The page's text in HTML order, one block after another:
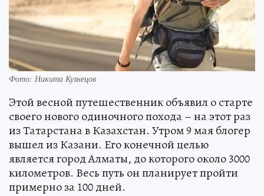
Фото: Никита Кузнецов
Этой весной путешественник объявил о старте
своего нового одиночного похода – на этот раз
из Татарстана в Казахстан. Утром 9 мая блогер
вышел из Казани. Его конечной целью
является город Алматы, до которого около 3000
километров. Весь путь он планирует пройти
примерно за 100 дней.